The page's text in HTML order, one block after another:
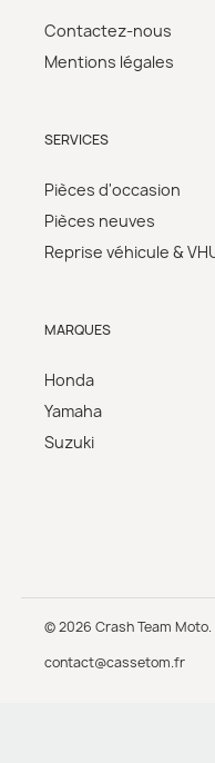
Contactez-nous
Mentions légales
SERVICES
Pièces d'occasion
Pièces neuves
Reprise véhicule &
MARQUES
Honda
Yamaha
Suzuki
© 2026 Crash Team
contact@cassetom.fr